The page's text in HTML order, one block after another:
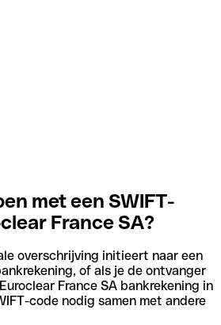
met een SWIFT-
France SA?
overschrijving initieert naar een
of als je de ontvanger
France SA bankrekening in
code nodig samen met andere